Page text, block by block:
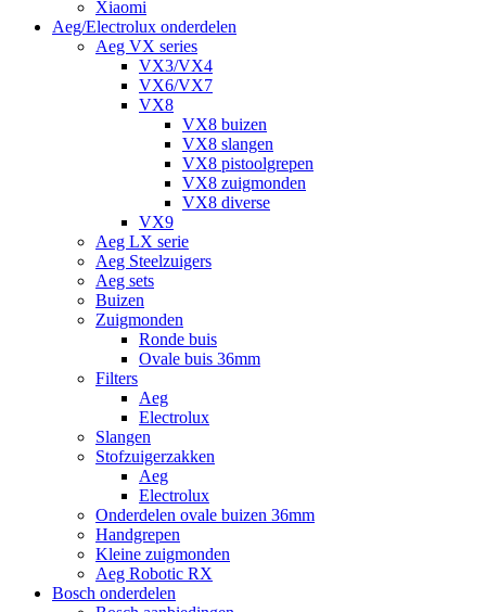
Xiaomi
Aeg/Electrolux onderdelen
Aeg VX series
VX3/VX4
VX6/VX7
VX8
VX8 buizen
VX8 slangen
VX8 pistoolgrepen
VX8 zuigmonden
VX8 diverse
VX9
Aeg LX serie
Aeg Steelzuigers
Aeg sets
Buizen
Zuigmonden
Ronde buis
Ovale buis 36mm
Filters
Aeg
Electrolux
Slangen
Stofzuigerzakken
Aeg
Electrolux
Onderdelen ovale buizen 36mm
Handgrepen
Kleine zuigmonden
Aeg Robotic RX
Bosch onderdelen